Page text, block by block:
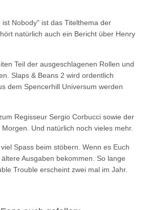
Nobody" ist das Titelthema der
natürlich auch ein Bericht über Henry
Teil der ausgeschlagenen Rollen und
Slaps & Beans 2 wird ordentlich
dem Spencerhill Universum werden
Regisseur Sergio Corbucci sowie der
Und natürlich noch vieles mehr.
Spass beim stöbern. Wenn es Euch
Ausgaben bekommen. So lange
Trouble erscheint zwei mal im Jahr.